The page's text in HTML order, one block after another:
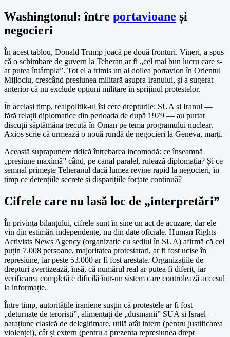
Washingtonul: între portavioane și
negocieri
În acest tablou, Donald Trump joacă pe două fronturi. Vineri, a spus
că o schimbare de guvern la Teheran ar fi „cel mai bun lucru care s-
ar putea întâmpla”. Tot el a trimis un al doilea portavion în Orientul
Mijlociu, crescând presiunea militară asupra Iranului, și a sugerat
anterior că nu exclude opțiuni militare în sprijinul protestelor.
În același timp, realpolitik-ul își cere drepturile: SUA și Iranul —
fără relații diplomatice din perioada de după 1979 — au purtat
discuții săptămâna trecută în Oman pe tema programului nuclear.
Axios scrie că urmează o nouă rundă de negocieri la Geneva, marți.
Această suprapunere ridică întrebarea incomodă: ce înseamnă
„presiune maximă” când, pe canal paralel, rulează diplomația? Și ce
semnal primește Teheranul dacă lumea revine rapid la negocieri, în
timp ce detențiile secrete și disparițiile forțate continuă?
Cifrele care nu lasă loc de „interpretări”
În privința bilanțului, cifrele sunt în sine un act de acuzare, dar ele
vin din estimări independente, nu din date oficiale. Human Rights
Activists News Agency (organizație cu sediul în SUA) afirmă că cel
puțin 7.008 persoane, majoritatea protestatari, ar fi fost ucise în
represiune, iar peste 53.000 ar fi fost arestate. Organizațiile de
drepturi avertizează, însă, că numărul real ar putea fi diferit, iar
verificarea completă e dificilă într-un sistem care controlează accesul
la informație.
Între timp, autoritățile iraniene susțin că protestele ar fi fost
„deturnate de teroriști”, alimentați de „dușmanii” SUA și Israel —
narațiune clasică de delegitimare, utilă atât intern (pentru justificarea
violenței), cât și extern (pentru a prezenta represiunea drept